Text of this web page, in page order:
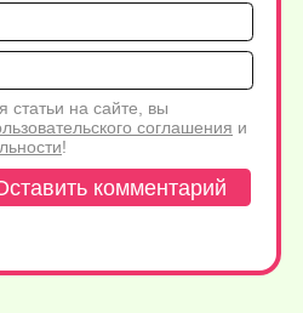
Имя*
на сайте, вы
соглашения и
!